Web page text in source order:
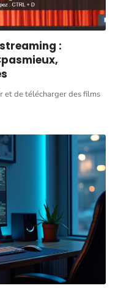
:
et de télécharger des films